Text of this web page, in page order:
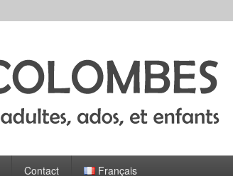
Contact Français